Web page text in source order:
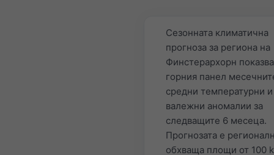
Сезонната климатична
прогноза за региона на
Финстерархорн
горния панел
средни температурни и
валежни аномалии за
следващите 6 месеца.
Прогнозата е
обхваща площи от 100